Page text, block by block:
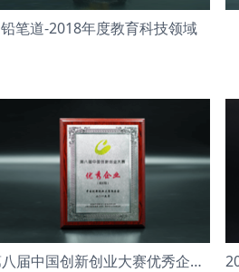
铅笔道-2018年度教育科技领域
第八届中国创新创业大赛优秀企业 成长组